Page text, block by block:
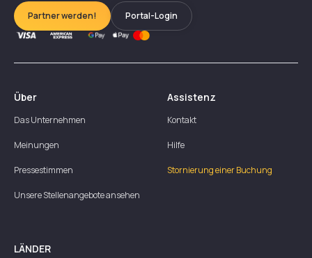
Partner werden! Portal-Login
Über
Das Unternehmen
Meinungen
Pressestimmen
Unsere Stellenangebote ansehen
Assistenz
Kontakt
Hilfe
Stornierung einer Buchung
LÄNDER